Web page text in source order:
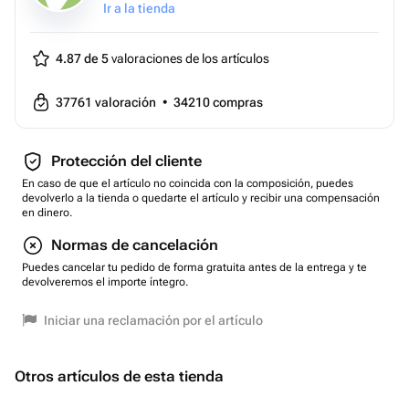
Ir a la tienda
4.87 de 5valoraciones de los artículos
37761 valoración • 34210compras
Protección del cliente
En caso de que el artículo no coincida con la composición, puedes
devolverlo a la tienda o quedarte el artículo y recibir una compensación
en dinero.
Normas de cancelación
Puedes cancelar tu pedido de forma gratuita antes de la entrega y te
devolveremos el importe íntegro.
Iniciar una reclamación por el artículo
Otros artículos de esta tienda